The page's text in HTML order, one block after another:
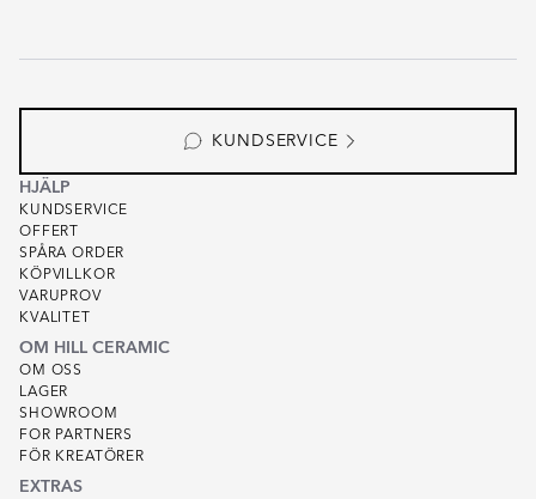
KUNDSERVICE
HJÄLP
KUNDSERVICE
OFFERT
SPÅRA ORDER
KÖPVILLKOR
VARUPROV
KVALITET
OM HILL CERAMIC
OM OSS
LAGER
SHOWROOM
FOR PARTNERS
FÖR KREATÖRER
EXTRAS